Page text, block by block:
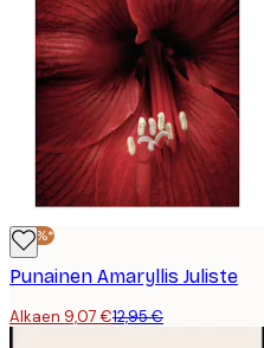
-30%*
Punainen Amaryllis Juliste
Alkaen 9,07 €12,95 €